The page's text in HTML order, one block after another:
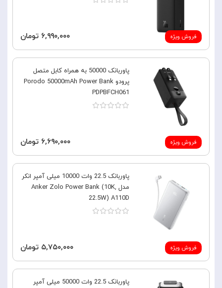
فروش ویژه ۶,۹۹۰,۰۰۰ تومان
فروش ویژه
پاوربانک 50000 به همراه کابل متصل
پرودو Porodo 50000mAh Power Bank
PDPBFCH061
۶,۶۹۰,۰۰۰ تومان
فروش ویژه
پاوربانک 22.5 وات 10000 میلی آمپر انکر
مدل Anker Zolo Power Bank (10K,
22.5W) A110D
۵,۷۵۰,۰۰۰ تومان
پاوربانک 22.5 وات 50000 میلی آمپر